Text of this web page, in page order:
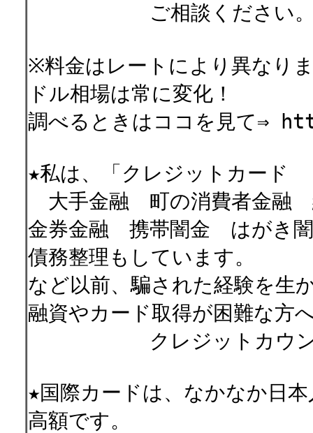
ご相談ください
※料金はレートにより異なり
ドル相場は常に変化！
調べるときはココを見て
★私は、「クレジットカード
大手金融 町の消費者金
金券金融 携帯闇金 はがき
債務整理もしています。
など以前、騙された経験を生
融資やカード取得が困難な方
クレジットカウンセ
★国際カードは、なかなか日
高額です。